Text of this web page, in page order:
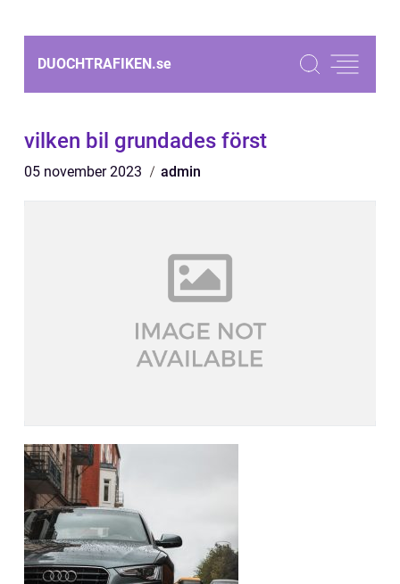
DUOCHTRAFIKEN.se
vilken bil grundades först
05 november 2023 admin